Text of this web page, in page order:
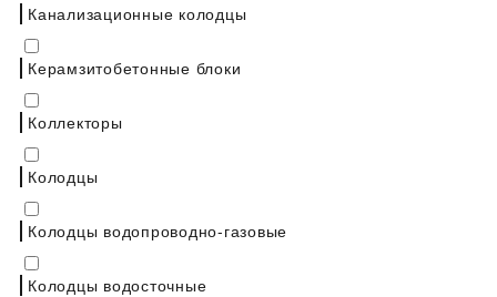
Канализационные колодцы
Керамзитобетонные блоки
Коллекторы
Колодцы
Колодцы водопроводно-газовые
Колодцы водосточные